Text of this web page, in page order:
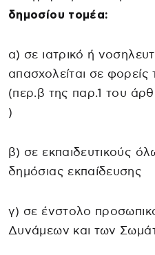
δημοσίου τομέα:
α) σε ιατρικό ή
απασχολείται σε
(περ.β της παρ.1 του
)
β) σε εκπαιδευτικούς
δημόσιας εκπαίδευσης
γ) σε ένστολο
Δυνάμεων και των